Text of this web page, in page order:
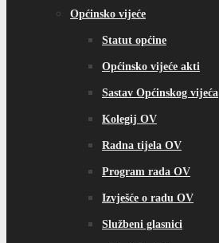
Općinsko vijeće
Statut općine
Općinsko vijeće akti
Sastav Općinskog vijeća
Kolegij OV
Radna tijela OV
Program rada OV
Izvješće o radu OV
Službeni glasnici